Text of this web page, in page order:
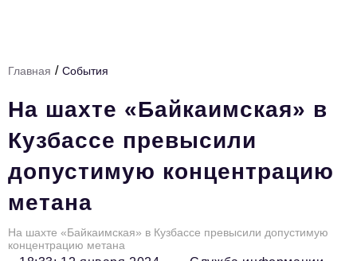
Вокруг бизнеса
Инновации
Медицина
Экономика
Социальная Ответственность
Главная / События
На шахте «Байкаимская» в
Кузбассе превысили
допустимую концентрацию
метана
На шахте «Байкаимская» в Кузбассе превысили допустимую
концентрацию метана